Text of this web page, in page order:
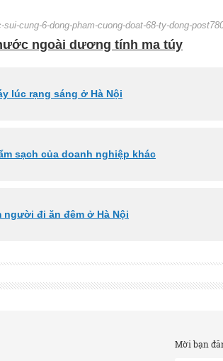
cung-6-dong-pham-cuong-doat-68-ty-dong-
ngoài dương tính ma túy
lúc rạng sáng ở Hà Nội
sạch của doanh nghiệp khác
người đi ăn đêm ở Hà Nội
Mời bạn